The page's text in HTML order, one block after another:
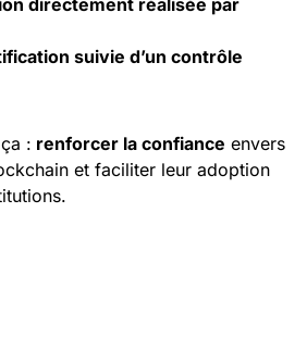
directement réalisée par
suivie d’un contrôle
: renforcer la confiance envers
et faciliter leur adoption